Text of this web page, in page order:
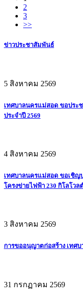
2
3
>>
ข่าวประชาสัมพันธ์
5 สิงหาคม 2569
เทศบาลนครแม่สอด ขอประ
ประจำปี 2569
4 สิงหาคม 2569
เทศบาลนครแม่สอด ขอเชิญ
โครงข่ายไฟฟ้า 230 กิโลโว
3 สิงหาคม 2569
การขออนุญาตก่อสร้าง เทศ
31 กรกฏาคม 2569